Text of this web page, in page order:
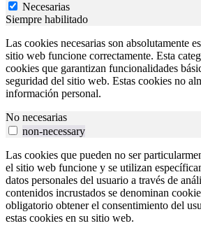
Necesarias
Siempre habilitado
Las cookies necesarias son absolutamente
sitio web funcione correctamente. Esta
cookies que garantizan funcionalidades
seguridad del sitio web. Estas cookies no
información personal.
No necesarias
non-necessary
Las cookies que pueden no ser
el sitio web funcione y se utilizan
datos personales del usuario a través de
contenidos incrustados se denominan
obligatorio obtener el consentimiento del
estas cookies en su sitio web.